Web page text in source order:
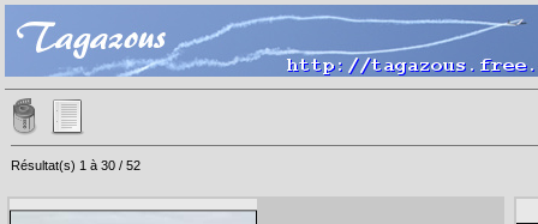
Résultat(s) 1 à 30 / 52